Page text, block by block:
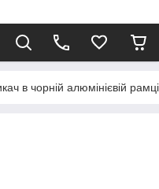
в чорній алюмінієвій